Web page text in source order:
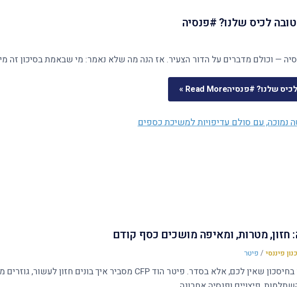
לכיס שלנו? #פנסיה
מדברים על הדור הצעיר. אז הנה מה שלא נאמר: מי שבאמת בסיכון זה מי שנשארו לו
שלנו? #פנסיהRead More »
חזון, מטרות, ומאיפה מושכים כסף קודם
פיננסי/ פיטר